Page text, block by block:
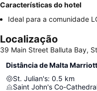
Características do hotel
Ideal para a comunidade
Localização
39 Main Street Balluta Bay,
Distância de Malta
St. Julian's: 0.5 km
Saint John's Co-